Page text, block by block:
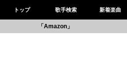
トップ 歌手検索 新着楽曲
「Amazon」